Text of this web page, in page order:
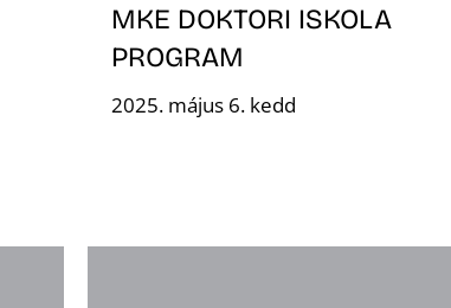
MKE DOKTORI ISKOLA
PROGRAM
2025. május 6. kedd